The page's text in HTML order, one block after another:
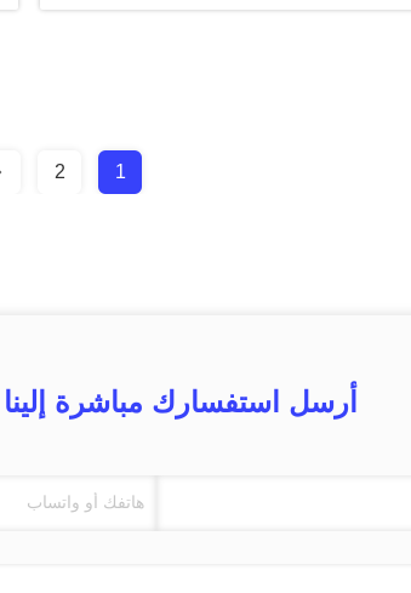
1
2
أرسل استفسارك مباشرة إلينا